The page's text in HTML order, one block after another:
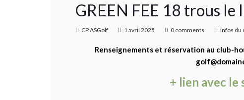
GREEN FEE 18 trous le
CP ASGolf 1 avril 2025 0 comments infos du
Renseignements et réservation au club-
+ lien avec